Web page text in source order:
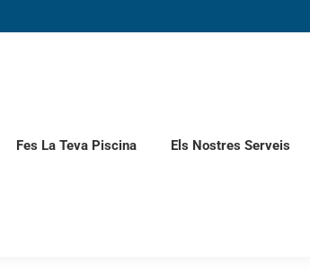
Fes La Teva Piscina Els Nostres Serveis